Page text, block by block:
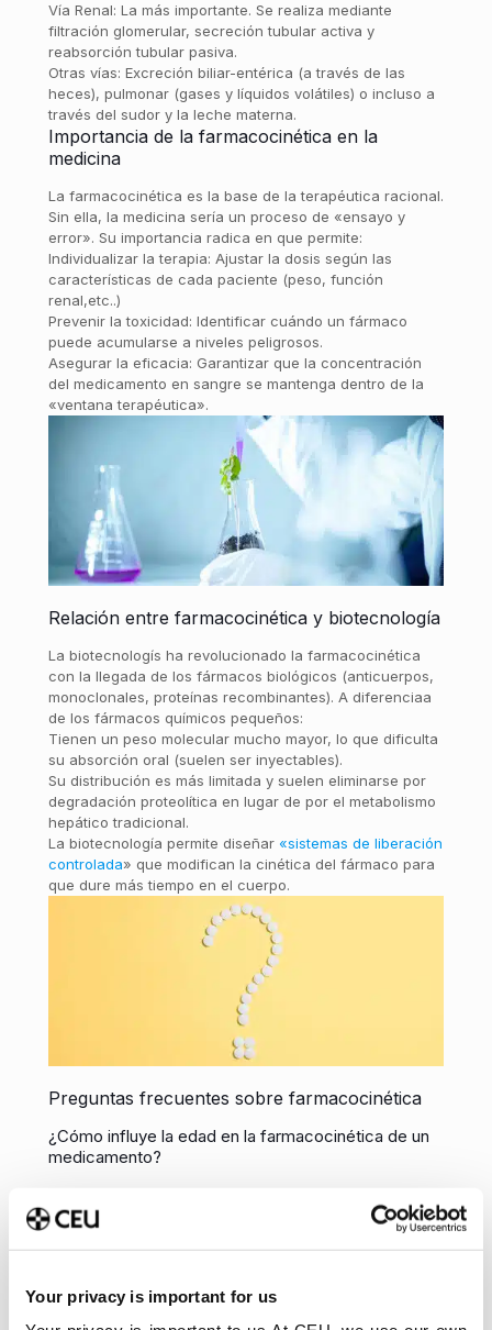
Your privacy is important for us
Vía Renal: La más importante. Se realiza mediante
filtración glomerular, secreción tubular activa y
reabsorción tubular pasiva.
Otras vías: Excreción biliar-entérica (a través de las
heces), pulmonar (gases y líquidos volátiles) o incluso a
través del sudor y la leche materna.
Importancia de la farmacocinética en la
medicina
La farmacocinética es la base de la terapéutica racional.
Sin ella, la medicina sería un proceso de «ensayo y
error». Su importancia radica en que permite:
Individualizar la terapia: Ajustar la dosis según las
características de cada paciente (peso, función
renal,etc..)
Prevenir la toxicidad: Identificar cuándo un fármaco
puede acumularse a niveles peligrosos.
Asegurar la eficacia: Garantizar que la concentración
del medicamento en sangre se mantenga dentro de la
«ventana terapéutica».
Relación entre farmacocinética y biotecnología
La biotecnologís ha revolucionado la farmacocinética
con la llegada de los fármacos biológicos (anticuerpos,
monoclonales, proteínas recombinantes). A diferenciaa
de los fármacos químicos pequeños:
Tienen un peso molecular mucho mayor, lo que dificulta
su absorción oral (suelen ser inyectables).
Su distribución es más limitada y suelen eliminarse por
degradación proteolítica en lugar de por el metabolismo
hepático tradicional.
La biotecnología permite diseñar «sistemas de liberación
controlada» que modifican la cinética del fármaco para
que dure más tiempo en el cuerpo.
Preguntas frecuentes sobre farmacocinética
¿Cómo influye la edad en la farmacocinética de un
medicamento?
nacidos, los sitemas enzimáticos del hígado son
inmaduros, en ancianos, hay una disminución del flujo
sanguíneo renal y de la masa muscular, lo que suele
riesgo de efectos secundarios.